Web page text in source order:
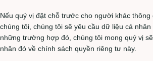
Nếu quý vị đặt chỗ trước cho người khác thông
chúng tôi, chúng tôi sẽ yêu cầu dữ liệu cá
những trường hợp đó, chúng tôi mong quý vị
nhân đó về chính sách quyền riêng tư này.